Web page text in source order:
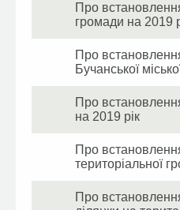
Про
громади на 2019
Про
Бучанської
Про
на 2019 рік
Про
територіальної
Про